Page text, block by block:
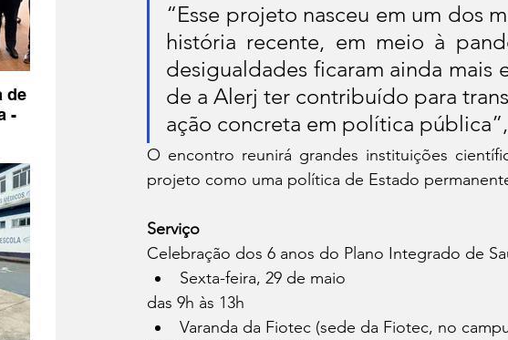
de
-
“Esse projeto nasceu em um dos
história recente, em meio à
desigualdades ficaram ainda mais
de a Alerj ter contribuído para
ação concreta em política
O encontro reunirá grandes instituições
projeto como uma política de Estado
Serviço
Celebração dos 6 anos do Plano Integrado de
Sexta-feira, 29 de maio
das 9h às 13h
Varanda da Fiotec (sede da Fiotec, no